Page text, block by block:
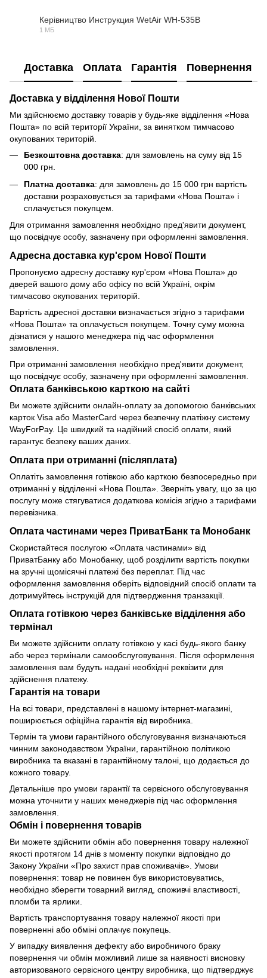
Керівництво Инструкция WetAir WH-535B
1 МБ
Доставка Оплата Гарантія Повернення
Доставка у відділення Нової Пошти
Ми здійснюємо доставку товарів у будь-яке відділення «Нова
Пошта» по всій території України, за винятком тимчасово
окупованих територій.
Безкоштовна доставка: для замовлень на суму від 15
000 грн.
Платна доставка: для замовлень до 15 000 грн вартість
доставки розраховується за тарифами «Нова Пошта» і
сплачується покупцем.
Для отримання замовлення необхідно пред'явити документ,
що посвідчує особу, зазначену при оформленні замовлення.
Адресна доставка кур'єром Нової Пошти
Пропонуємо адресну доставку кур'єром «Нова Пошта» до
дверей вашого дому або офісу по всій Україні, окрім
тимчасово окупованих територій.
Вартість адресної доставки визначається згідно з тарифами
«Нова Пошта» та оплачується покупцем. Точну суму можна
дізнатися у нашого менеджера під час оформлення
замовлення.
При отриманні замовлення необхідно пред'явити документ,
що посвідчує особу, зазначену при оформленні замовлення.
Оплата банківською карткою на сайті
Ви можете здійснити онлайн-оплату за допомогою банківських
карток Visa або MasterCard через безпечну платіжну систему
WayForPay. Це швидкий та надійний спосіб оплати, який
гарантує безпеку ваших даних.
Оплата при отриманні (післяплата)
Оплатіть замовлення готівкою або карткою безпосередньо при
отриманні у відділенні «Нова Пошта». Зверніть увагу, що за цю
послугу може стягуватися додаткова комісія згідно з тарифами
перевізника.
Оплата частинами через ПриватБанк та Монобанк
Скористайтеся послугою «Оплата частинами» від
ПриватБанку або Монобанку, щоб розділити вартість покупки
на зручні щомісячні платежі без переплат. Під час
оформлення замовлення оберіть відповідний спосіб оплати та
дотримуйтесь інструкцій для підтвердження транзакції.
Оплата готівкою через банківське відділення або
термінал
Ви можете здійснити оплату готівкою у касі будь-якого банку
або через термінали самообслуговування. Після оформлення
замовлення вам будуть надані необхідні реквізити для
здійснення платежу.
Гарантія на товари
На всі товари, представлені в нашому інтернет-магазині,
поширюється офіційна гарантія від виробника.
Термін та умови гарантійного обслуговування визначаються
чинним законодавством України, гарантійною політикою
виробника та вказані в гарантійному талоні, що додається до
кожного товару.
Детальніше про умови гарантії та сервісного обслуговування
можна уточнити у наших менеджерів під час оформлення
замовлення.
Обмін і повернення товарів
Ви можете здійснити обмін або повернення товару належної
якості протягом 14 днів з моменту покупки відповідно до
Закону України «Про захист прав споживачів». Умови
повернення: товар не повинен був використовуватись,
необхідно зберегти товарний вигляд, споживчі властивості,
пломби та ярлики.
Вартість транспортування товару належної якості при
поверненні або обміні оплачує покупець.
У випадку виявлення дефекту або виробничого браку
повернення чи обмін можливий лише за наявності висновку
авторизованого сервісного центру виробника, що підтверджує